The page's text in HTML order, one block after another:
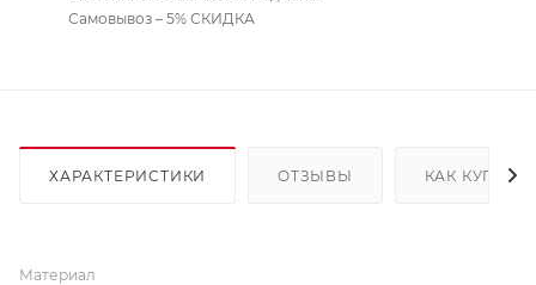
Самовывоз – 5% СКИДКА
ХАРАКТЕРИСТИКИ ОТЗЫВЫ КАК КУПИТЬ
Материал